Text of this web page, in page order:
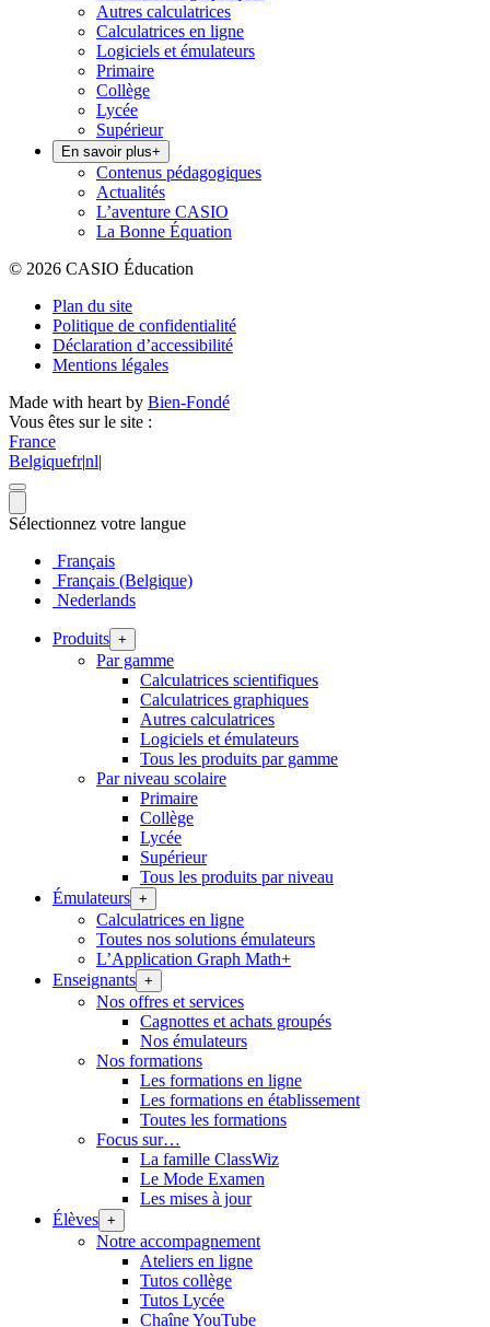
Autres calculatrices
Calculatrices en ligne
Logiciels et émulateurs
Primaire
Collège
Lycée
Supérieur
En savoir plus+
Contenus pédagogiques
Actualités
L’aventure CASIO
La Bonne Équation
© 2026 CASIO Éducation
Plan du site
Politique de confidentialité
Déclaration d’accessibilité
Mentions légales
Made with heart by Bien-Fondé
Vous êtes sur le site :
France
Belgiquefr|nl|
Sélectionnez votre langue
Français
Français (Belgique)
Nederlands
Produits +
Par gamme
Calculatrices scientifiques
Calculatrices graphiques
Autres calculatrices
Logiciels et émulateurs
Tous les produits par gamme
Par niveau scolaire
Primaire
Collège
Lycée
Supérieur
Tous les produits par niveau
Émulateurs +
Calculatrices en ligne
Toutes nos solutions émulateurs
L’Application Graph Math+
Enseignants +
Nos offres et services
Cagnottes et achats groupés
Nos émulateurs
Nos formations
Les formations en ligne
Les formations en établissement
Toutes les formations
Focus sur…
La famille ClassWiz
Le Mode Examen
Les mises à jour
Élèves +
Notre accompagnement
Ateliers en ligne
Tutos collège
Tutos Lycée
Chaîne YouTube